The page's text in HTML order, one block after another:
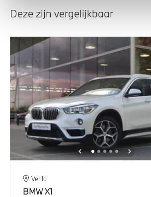
Deze zijn vergelijkbaar
Venlo
BMWX1